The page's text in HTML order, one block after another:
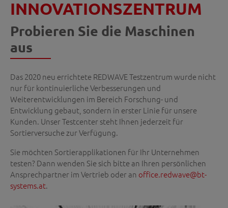
INNOVATIONSZENTRUM
Probieren Sie die Maschinen
aus
Das 2020 neu errichtete REDWAVE Testzentrum wurde nicht
nur für kontinuierliche Verbesserungen und
Weiterentwicklungen im Bereich Forschung- und
Entwicklung gebaut, sondern in erster Linie für unsere
Kunden. Unser Testcenter steht Ihnen jederzeit für
Sortierversuche zur Verfügung.
Sie möchten Sortierapplikationen für Ihr Unternehmen
testen? Dann wenden Sie sich bitte an Ihren persönlichen
Ansprechpartner im Vertrieb oder an office.redwave@bt-
systems.at.